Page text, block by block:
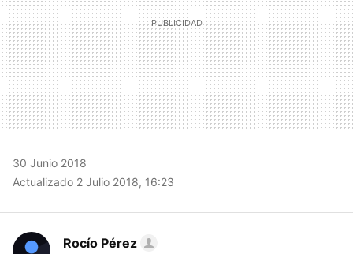
30 Junio 2018
Actualizado 2 Julio 2018, 16:23
Rocío Pérez